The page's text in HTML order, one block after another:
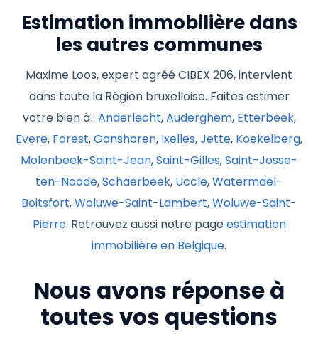
Estimation immobilière dans
les autres communes
Maxime Loos, expert agréé CIBEX 206, intervient
dans toute la Région bruxelloise. Faites estimer
votre bien à : Anderlecht,Auderghem, Etterbeek,
Evere, Forest,Ganshoren, Ixelles,Jette, Koekelberg,
Molenbeek-Saint-Jean,Saint-Gilles,Saint-Josse-
ten-Noode,Schaerbeek, Uccle,Watermael-
Boitsfort,Woluwe-Saint-Lambert,Woluwe-Saint-
Pierre. Retrouvez aussi notre pageestimation
immobilière en Belgique.
Nous avons réponse à
toutes vos questions